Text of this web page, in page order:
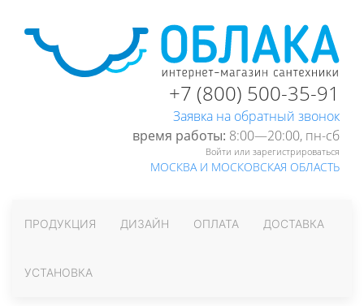
+7 (800) 500-35-91
Заявка на обратный звонок
время работы: 8:00—20:00, пн-cб
Войти или зарегистрироваться
МОСКВА И МОСКОВСКАЯ ОБЛАСТЬ
ПРОДУКЦИЯ ДИЗАЙН ОПЛАТА ДОСТАВКА
УСТАНОВКА